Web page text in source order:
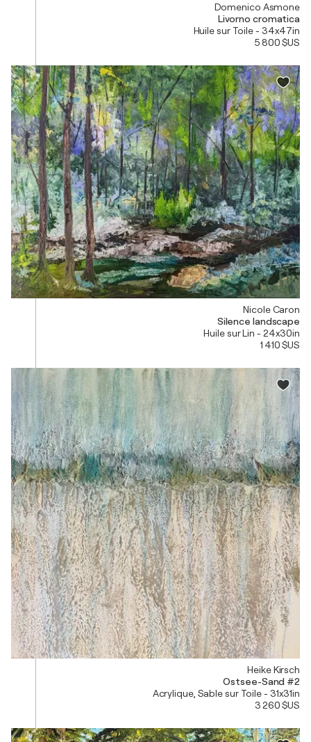
Domenico Asmone
Livorno cromatica
Huile sur Toile - 34x47in
5 800 $US
Nicole Caron
Silence landscape
Huile sur Lin - 24x30in
1 410 $US
Heike Kirsch
Ostsee-Sand #2
Acrylique, Sable sur Toile - 31x31in
3 260 $US